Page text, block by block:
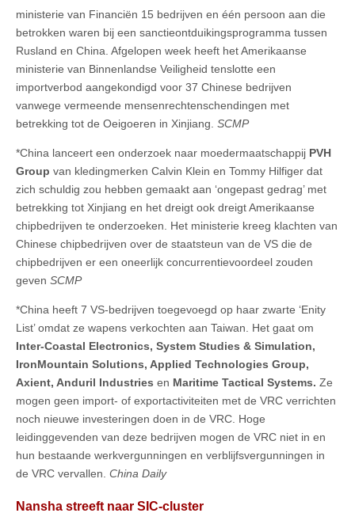
ministerie van Financiën 15 bedrijven en één persoon aan die
betrokken waren bij een sanctieontduikingsprogramma tussen
Rusland en China. Afgelopen week heeft het Amerikaanse
ministerie van Binnenlandse Veiligheid tenslotte een
importverbod aangekondigd voor 37 Chinese bedrijven
vanwege vermeende mensenrechtenschendingen met
betrekking tot de Oeigoeren in Xinjiang. SCMP
*China lanceert een onderzoek naar moedermaatschappij PVH
Group van kledingmerken Calvin Klein en Tommy Hilfiger dat
zich schuldig zou hebben gemaakt aan ‘ongepast gedrag’ met
betrekking tot Xinjiang en het dreigt ook dreigt Amerikaanse
chipbedrijven te onderzoeken. Het ministerie kreeg klachten van
Chinese chipbedrijven over de staatsteun van de VS die de
chipbedrijven er een oneerlijk concurrentievoordeel zouden
geven SCMP
*China heeft 7 VS-bedrijven toegevoegd op haar zwarte ‘Enity
List’ omdat ze wapens verkochten aan Taiwan. Het gaat om
Inter-Coastal Electronics, System Studies & Simulation,
IronMountain Solutions, Applied Technologies Group,
Axient, Anduril Industries en Maritime Tactical Systems. Ze
mogen geen import- of exportactiviteiten met de VRC verrichten
noch nieuwe investeringen doen in de VRC. Hoge
leidinggevenden van deze bedrijven mogen de VRC niet in en
hun bestaande werkvergunningen en verblijfsvergunningen in
de VRC vervallen. China Daily
Nansha streeft naar SIC-cluster